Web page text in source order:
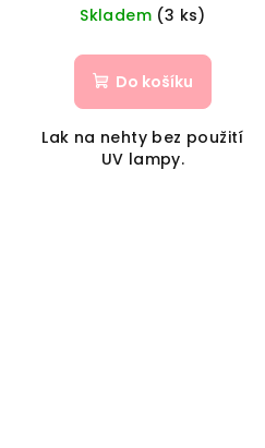
Skladem (3 ks)
Do košíku
Lak na nehty bez použití
UV lampy.